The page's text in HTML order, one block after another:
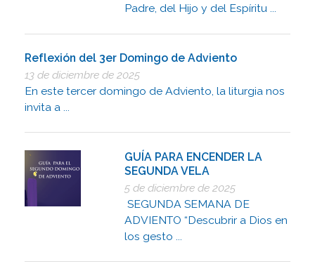
Padre, del Hijo y del Espíritu ...
Reflexión del 3er Domingo de Adviento
13 de diciembre de 2025
En este tercer domingo de Adviento, la liturgia nos
invita a ...
GUÍA PARA ENCENDER LA
SEGUNDA VELA
5 de diciembre de 2025
SEGUNDA SEMANA DE
ADVIENTO “Descubrir a Dios en
los gesto ...